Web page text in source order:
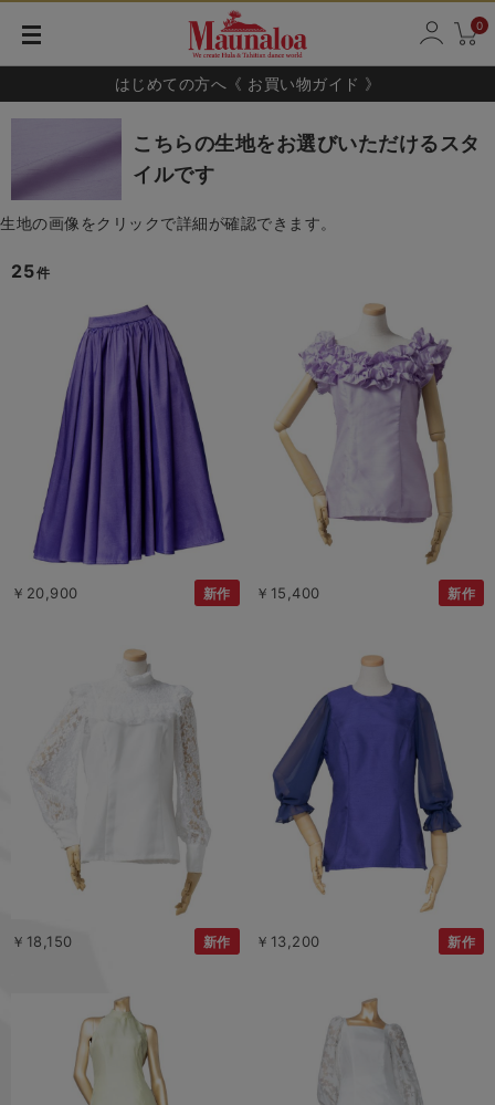
0
はじめての方へ《 お買い物ガイド 》
こちらの生地をお選びいただけるスタ
イルです
生地の画像をクリックで詳細が確認できます。
25件
￥20,900 新作 ￥15,400 新作
￥18,150 新作 ￥13,200 新作